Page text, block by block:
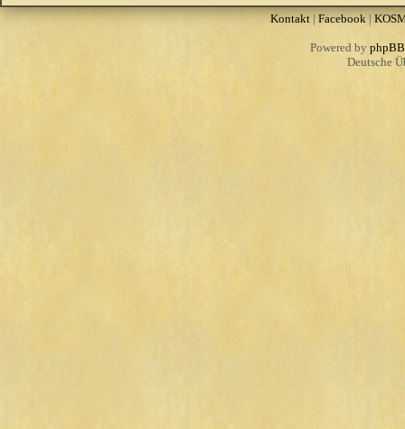
Kontakt| Facebook |
Powered by phpBB
Deutsche